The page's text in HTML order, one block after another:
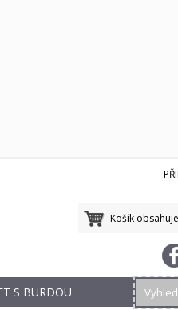
Košík obsahuje
S BURDOU